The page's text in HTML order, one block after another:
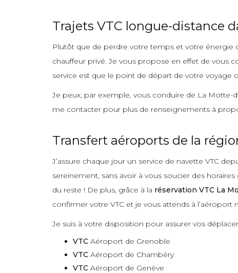
Trajets VTC longue-distance
Plutôt que de perdre votre temps et votre énergie
chauffeur privé. Je vous propose en effet de vous
service est que le point de départ de votre voyage
Je peux, par exemple, vous conduire de La Motte-
me contacter pour plus de renseignements à
Transfert aéroports de la
J’assure chaque jour un service de navette VTC
sereinement, sans avoir à vous soucier des
du reste ! De plus, grâce à la réservation VTC La
confirmer votre VTC et je vous attends à l’aéroport
Je suis à votre disposition pour assurer vos
VTC Aéroport de Grenoble
VTC Aéroport de Chambéry
VTC Aéroport de Genève